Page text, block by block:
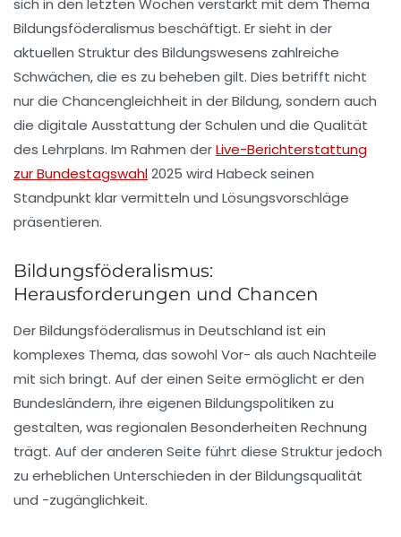
sich in den letzten Wochen verstärkt mit dem Thema
Bildungsföderalismus beschäftigt. Er sieht in der
aktuellen Struktur des Bildungswesens zahlreiche
Schwächen, die es zu beheben gilt. Dies betrifft nicht
nur die Chancengleichheit in der Bildung, sondern auch
die digitale Ausstattung der Schulen und die Qualität
des Lehrplans. Im Rahmen derLive-Berichterstattung
zur Bundestagswahl2025 wird Habeck seinen
Standpunkt klar vermitteln und Lösungsvorschläge
präsentieren.
Bildungsföderalismus:
Herausforderungen und Chancen
Der Bildungsföderalismus in Deutschland ist ein
komplexes Thema, das sowohl Vor- als auch Nachteile
mit sich bringt. Auf der einen Seite ermöglicht er den
Bundesländern, ihre eigenen Bildungspolitiken zu
gestalten, was regionalen Besonderheiten Rechnung
trägt. Auf der anderen Seite führt diese Struktur jedoch
zu erheblichen Unterschieden in der Bildungsqualität
und -zugänglichkeit.